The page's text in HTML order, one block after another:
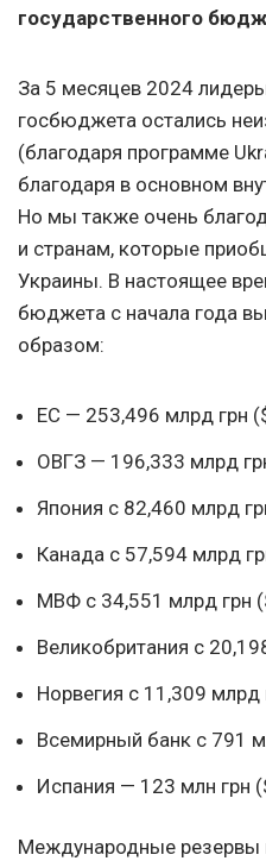
государственного
За 5 месяцев 2024
госбюджета остались
(благодаря программе
благодаря в основном
Но мы также очень
и странам, которые
Украины. В настоящее
бюджета с начала года
образом:
ЕС — 253,496 млрд грн
ОВГЗ — 196,333 млрд
Япония с 82,460 млрд
Канада с 57,594 млрд
МВФ с 34,551 млрд грн
Великобритания с
Норвегия с 11,309
Всемирный банк с 791
Испания — 123 млн грн
Международные резервы